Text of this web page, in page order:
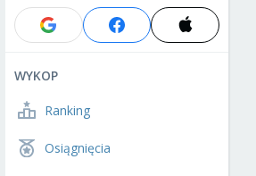
WYKOP
Ranking
Osiągnięcia